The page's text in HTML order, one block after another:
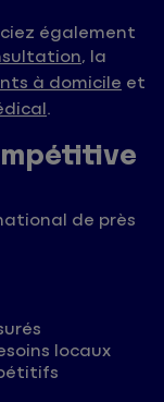
également
, la
à domicile et
.
de près
locaux